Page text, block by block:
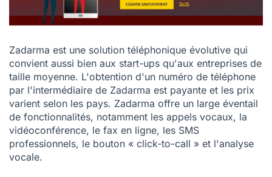
Zadarma est une solution téléphonique évolutive qui
convient aussi bien aux start-ups qu'aux entreprises de
taille moyenne. L'obtention d'un numéro de téléphone
par l'intermédiaire de Zadarma est payante et les prix
varient selon les pays. Zadarma offre un large éventail
de fonctionnalités, notamment les appels vocaux, la
vidéoconférence, le fax en ligne, les SMS
professionnels, le bouton « click-to-call » et l'analyse
vocale.